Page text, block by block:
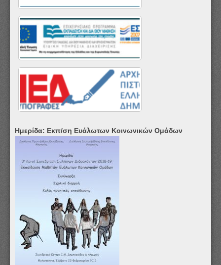
Ημερίδα: Εκπ/ση Ευάλωτων Κοινωνικών Ομάδων